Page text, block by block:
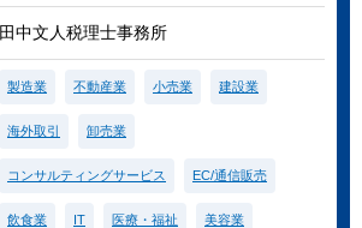
田中文人税理士事務所
製造業 不動産業 小売業 建設業
海外取引 卸売業
コンサルティングサービス EC/通信販売
飲食業 IT 医療・福祉 美容業